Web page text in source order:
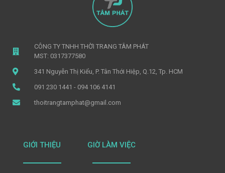
CÔNG TY TNHH THỜI TRANG TÂM PHÁT
MST: 0317377580
341 Nguyễn Thị Kiểu, P. Tân Thới Hiệp, Q.12, Tp. HCM
091 230 1441 - 094 106 4141
thoitrangtamphat@gmail.com
GIỚI THIỆU GIỜ LÀM VIỆC